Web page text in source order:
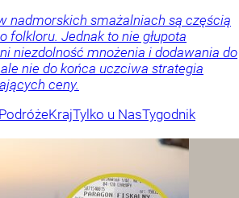
nadmorskich smażalniach są częścią
folkloru. Jednak to nie głupota
niezdolność mnożenia i dodawania do
nie do końca uczciwa strategia
ceny.
PodróżeKrajTylko u NasTygodnik